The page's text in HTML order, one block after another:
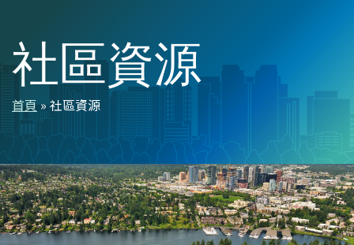
社區資源
導
航
連
結
首頁 社區資源